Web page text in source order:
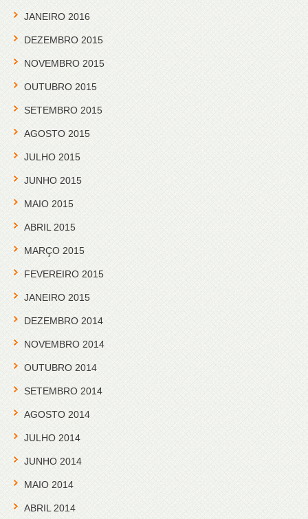
JANEIRO 2016
DEZEMBRO 2015
NOVEMBRO 2015
OUTUBRO 2015
SETEMBRO 2015
AGOSTO 2015
JULHO 2015
JUNHO 2015
MAIO 2015
ABRIL 2015
MARÇO 2015
FEVEREIRO 2015
JANEIRO 2015
DEZEMBRO 2014
NOVEMBRO 2014
OUTUBRO 2014
SETEMBRO 2014
AGOSTO 2014
JULHO 2014
JUNHO 2014
MAIO 2014
ABRIL 2014